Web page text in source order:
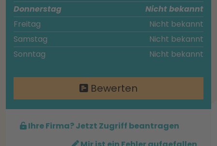
Donnerstag
Nicht bekannt
Freitag
Nicht bekannt
Samstag
Nicht bekannt
Sonntag
Nicht bekannt
Bewerten
Ihre Firma? Jetzt Zugriff beantragen